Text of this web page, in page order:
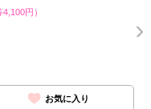
4,100円）
お気に入り